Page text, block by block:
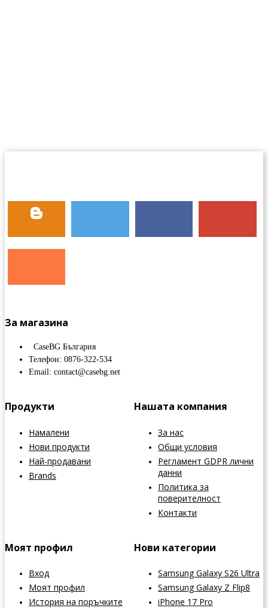
За магазина
CaseBG България
Телефон: 0876-322-534
Email: contact@casebg.net
Продукти
Намалени
Нови продукти
Най-продавани
Brands
Нашата компания
За нас
Общи условия
Регламент GDPR лични
данни
Политика за
поверителност
Контакти
Моят профил
Вход
Моят профил
История на поръчките
Нови категории
Samsung Galaxy S26 Ultra
Samsung Galaxy Z Flip8
iPhone 17 Pro